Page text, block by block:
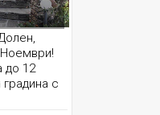
Ноември!
до 12
с
къща